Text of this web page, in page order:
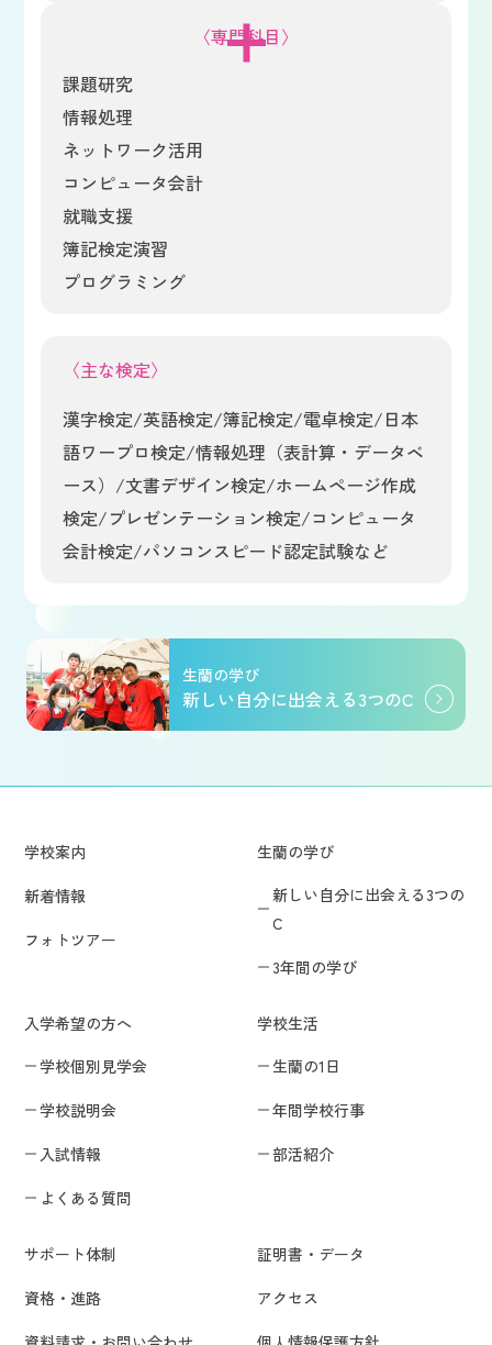
〈専門科目〉
課題研究
情報処理
ネットワーク活用
コンピュータ会計
就職支援
簿記検定演習
プログラミング
〈主な検定〉
漢字検定/英語検定/簿記検定/電卓検定/日本
語ワープロ検定/情報処理（表計算・データベ
ース）/文書デザイン検定/ホームページ作成
検定/プレゼンテーション検定/コンピュータ
会計検定/パソコンスピード認定試験など
生蘭の学び
新しい自分に出会える3つのC
学校案内
新着情報
フォトツアー
生蘭の学び
新しい自分に出会える3つの
C
3年間の学び
入学希望の方へ
学校個別見学会
学校説明会
入試情報
よくある質問
学校生活
生蘭の1日
年間学校行事
部活紹介
サポート体制
資格・進路
証明書・データ
アクセス